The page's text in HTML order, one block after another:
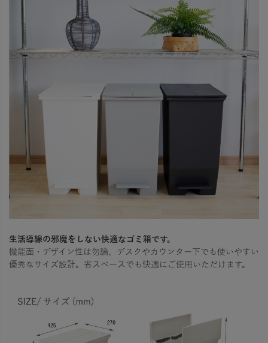
生活導線の邪魔をしない快適なゴミ箱です。
機能面・デザイン性は勿論、デスクやカウンター下でも使いやすい
優秀なサイズ設計。省スペースでも快適にご使用いただけます。